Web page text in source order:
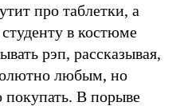
про таблетки, а
в костюме
рэп, рассказывая,
любым, но
покупать. В порыве